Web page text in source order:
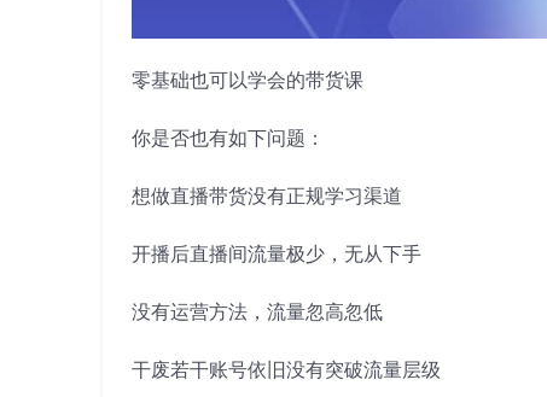
零基础也可以学会的带货课
你是否也有如下问题：
想做直播带货没有正规学习渠道
开播后直播间流量极少，无从下手
没有运营方法，流量忽高忽低
干废若干账号依旧没有突破流量层级